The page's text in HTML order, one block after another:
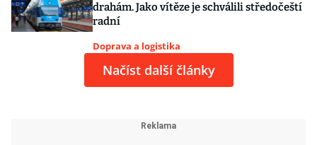
drahám. Jako vítěze je schválili středočeští
radní
Doprava a logistika
Načíst další články